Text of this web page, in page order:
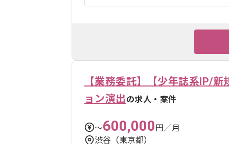
【業務委託】【少年誌系IP/
ョン演出の求人・案件
〜600,000円／月
渋谷（東京都）